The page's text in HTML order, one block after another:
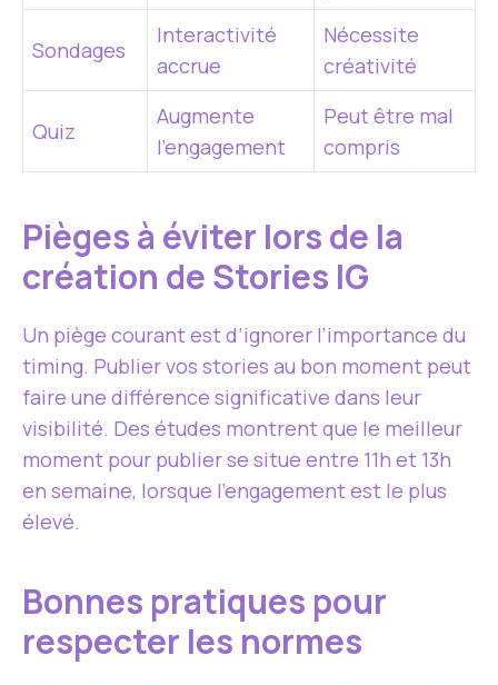
Sondages
Interactivité
accrue
Nécessite
créativité
Quiz
Augmente
l’engagement
Peut être mal
compris
Pièges à éviter lors de la
création de Stories IG
Un piège courant est d’ignorer l’importance du
timing. Publier vos stories au bon moment peut
faire une différence significative dans leur
visibilité. Des études montrent que le meilleur
moment pour publier se situe entre 11h et 13h
en semaine, lorsque l’engagement est le plus
élevé.
Bonnes pratiques pour
respecter les normes